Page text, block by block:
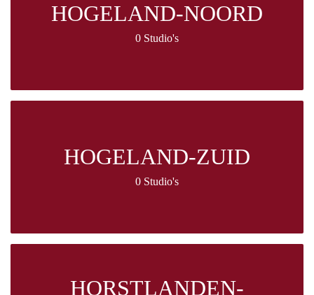
HOGELAND-NOORD
0 Studio's
HOGELAND-ZUID
0 Studio's
HORSTLANDEN-